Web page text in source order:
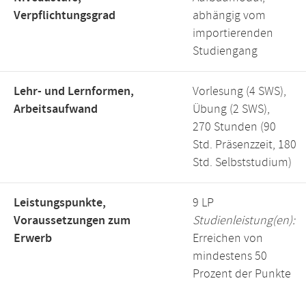
Verpflichtungsgrad
abhängig vom
importierenden
Studiengang
Lehr- und Lernformen,
Arbeitsaufwand
Vorlesung (4 SWS),
Übung (2 SWS),
270 Stunden (90
Std. Präsenzzeit, 180
Std. Selbststudium)
Leistungspunkte,
Voraussetzungen zum
Erwerb
9 LP
Studienleistung(en):
Erreichen von
mindestens 50
Prozent der Punkte